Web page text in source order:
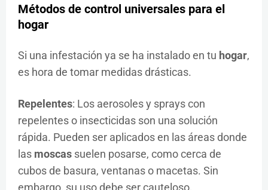
Métodos de control universales para el
hogar
Si una infestación ya se ha instalado en tu hogar,
es hora de tomar medidas drásticas.
Repelentes: Los aerosoles y sprays con
repelentes o insecticidas son una solución
rápida. Pueden ser aplicados en las áreas donde
las moscas suelen posarse, como cerca de
cubos de basura, ventanas o macetas. Sin
embargo, su uso debe ser cauteloso,